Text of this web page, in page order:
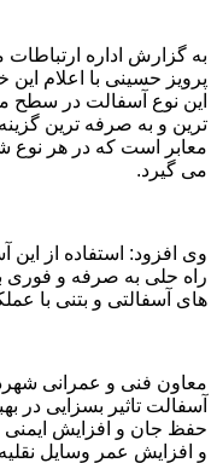
به گزارش اداره
پرویز حسینی با اعلام
این نوع آسفالت در سطح
ترین و به صرفه ترین
معابر است که در هر نوع
می گیرد.
وی افزود: استفاده از این
راه حلی به صرفه و فوری
های آسفالتی و بتنی با
معاون فنی و عمرانی
آسفالت تاثیر بسزایی در
حفظ جان و افزایش ایمنی
و افزایش عمر وسایل